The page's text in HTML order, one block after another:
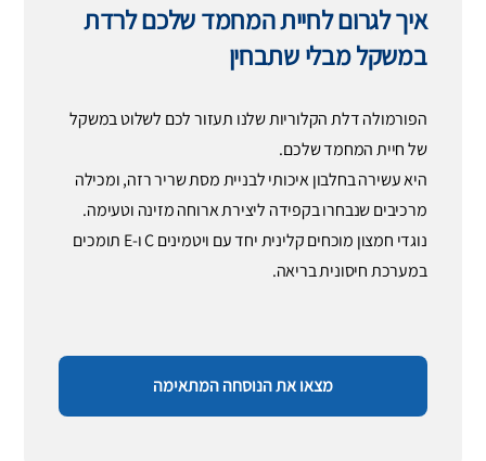
איך לגרום לחיית המחמד שלכם לרדת
במשקל מבלי שתבחין
הפורמולה דלת הקלוריות שלנו תעזור לכם לשלוט במשקל
של חיית המחמד שלכם.
היא עשירה בחלבון איכותי לבניית מסת שריר רזה, ומכילה
מרכיבים שנבחרו בקפידה ליצירת ארוחה מזינה וטעימה.
נוגדי חמצון מוכחים קלינית יחד עם ויטמינים C ו-E תומכים
במערכת חיסונית בריאה.
מצאו את הנוסחה המתאימה